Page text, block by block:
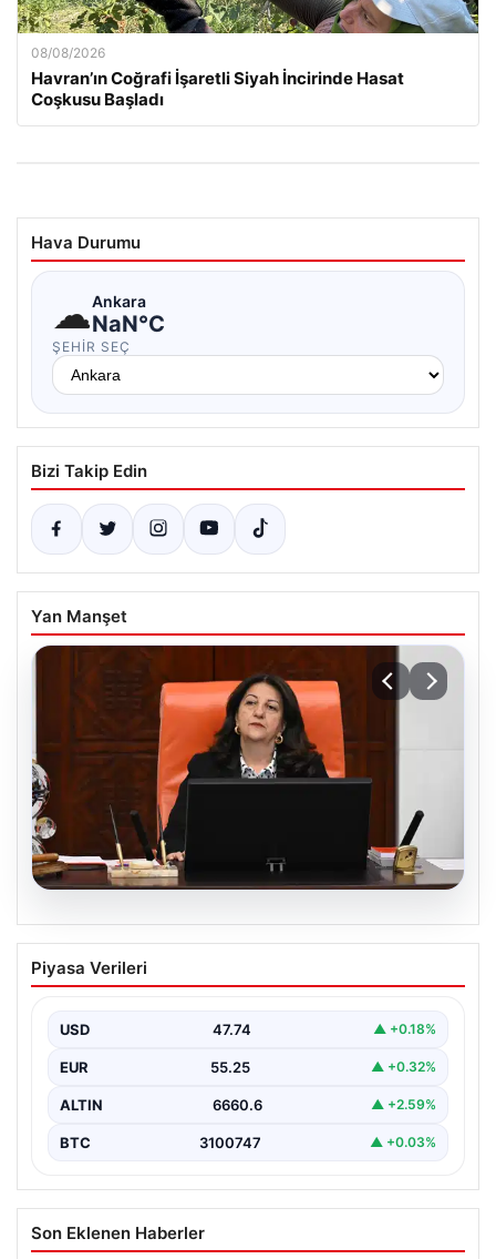
08/08/2026
Havran’ın Coğrafi İşaretli Siyah İncirinde Hasat
Coşkusu Başladı
Hava Durumu
☁Ankara
NaN°C
ŞEHIR SEÇ
Bizi Takip Edin
Yan Manşet
Pervin Buldan: Turhan Çömez
soruşturmasıyla ilgili Meclis Başkanı ile
TBMM Başkanvekili Pervin Buldan, Ankara Cumhuriyet
Turhan Çömez…
Piyasa Verileri
USD 47.74 ▲ +0.18%
EUR 55.25 ▲ +0.32%
ALTIN 6660.6 ▲ +2.59%
BTC 3100747 ▲ +0.03%
Son Eklenen Haberler